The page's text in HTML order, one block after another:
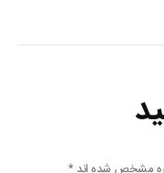
مشخص شده اند*